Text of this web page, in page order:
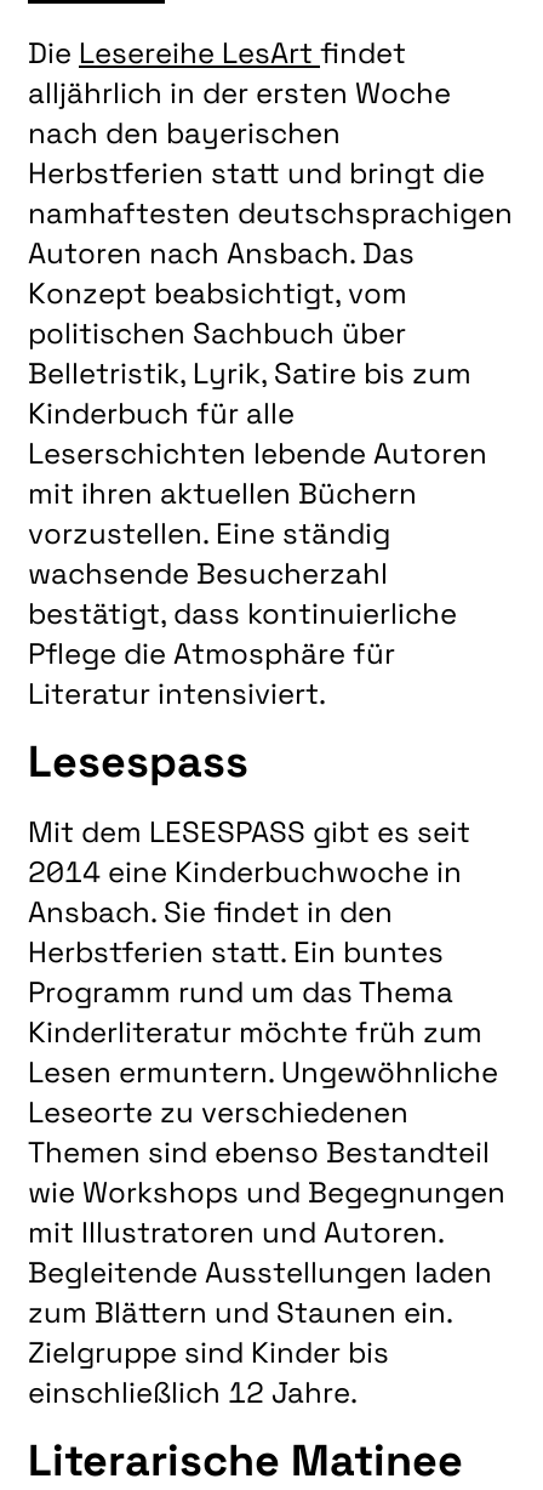
Die Lesereihe LesArt findet
alljährlich in der ersten Woche
nach den bayerischen
Herbstferien statt und bringt die
namhaftesten deutschsprachigen
Autoren nach Ansbach. Das
Konzept beabsichtigt, vom
politischen Sachbuch über
Belletristik, Lyrik, Satire bis zum
Kinderbuch für alle
Leserschichten lebende Autoren
mit ihren aktuellen Büchern
vorzustellen. Eine ständig
wachsende Besucherzahl
bestätigt, dass kontinuierliche
Pflege die Atmosphäre für
Literatur intensiviert.
Lesespass
Mit dem LESESPASS gibt es seit
2014 eine Kinderbuchwoche in
Ansbach. Sie findet in den
Herbstferien statt. Ein buntes
Programm rund um das Thema
Kinderliteratur möchte früh zum
Lesen ermuntern. Ungewöhnliche
Leseorte zu verschiedenen
Themen sind ebenso Bestandteil
wie Workshops und Begegnungen
mit Illustratoren und Autoren.
Begleitende Ausstellungen laden
zum Blättern und Staunen ein.
Zielgruppe sind Kinder bis
einschließlich 12 Jahre.
Literarische Matinee